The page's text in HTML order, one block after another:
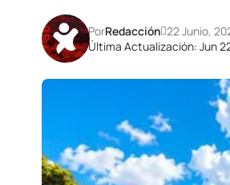
Última Actualización: Jun
PorRedacción 22 Junio,